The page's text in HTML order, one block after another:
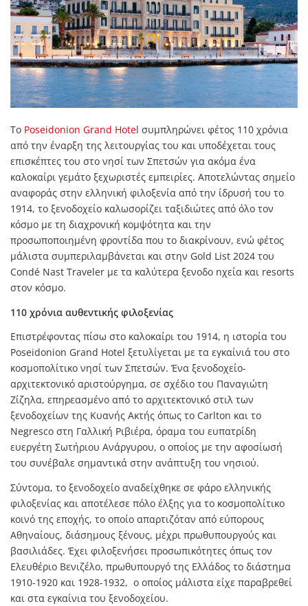
Το Poseidonion Grand Hotel συμπληρώνει φέτος 110 χρόνια
από την έναρξη της λειτουργίας του και υποδέχεται τους
επισκέπτες του στο νησί των Σπετσών για ακόμα ένα
καλοκαίρι γεμάτο ξεχωριστές εμπειρίες. Αποτελώντας σημείο
αναφοράς στην ελληνική φιλοξενία από την ίδρυσή του το
1914, το ξενοδοχείο καλωσορίζει ταξιδιώτες από όλο τον
κόσμο με τη διαχρονική κομψότητα και την
προσωποποιημένη φροντίδα που το διακρίνουν, ενώ φέτος
μάλιστα συμπεριλαμβάνεται και στην Gold List 2024 του
Condé Nast Traveler με τα καλύτερα ξενοδο nχεία και resorts
στον κόσμο.
110 χρόνια αυθεντικής φιλοξενίας
Επιστρέφοντας πίσω στο καλοκαίρι του 1914, η ιστορία του
Poseidonion Grand Hotel ξετυλίγεται με τα εγκαίνιά του στο
κοσμοπολίτικο νησί των Σπετσών. Ένα ξενοδοχείο-
αρχιτεκτονικό αριστούργημα, σε σχέδιο του Παναγιώτη
Ζίζηλα, επηρεασμένο από το αρχιτεκτονικό στιλ των
ξενοδοχείων της Κυανής Ακτής όπως το Carlton και το
Negresco στη Γαλλική Ριβιέρα, όραμα του ευπατρίδη
ευεργέτη Σωτήριου Ανάργυρου, ο οποίος με την αφοσίωσή
του συνέβαλε σημαντικά στην ανάπτυξη του νησιού.
Σύντομα, το ξενοδοχείο αναδείχθηκε σε φάρο ελληνικής
φιλοξενίας και αποτέλεσε πόλο έλξης για το κοσμοπολίτικο
κοινό της εποχής, το οποίο απαρτιζόταν από εύπορους
Αθηναίους, διάσημους ξένους, μέχρι πρωθυπουργούς και
βασιλιάδες. Έχει φιλοξενήσει προσωπικότητες όπως τον
Ελευθέριο Βενιζέλο, πρωθυπουργό της Ελλάδος το διάστημα
1910-1920 και 1928-1932, ο οποίος μάλιστα είχε παραβρεθεί
και στα εγκαίνια του ξενοδοχείου.